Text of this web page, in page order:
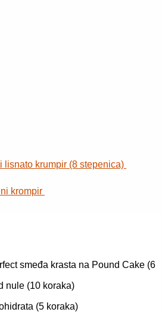
lisnato krumpir (8 stepenica)
krompir
smeđa krasta na Pound Cake (6
nule (10 koraka)
(5 koraka)